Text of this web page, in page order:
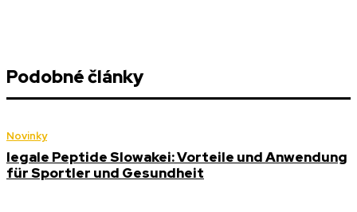
Podobné články
Novinky
legale Peptide Slowakei: Vorteile und Anwendung
für Sportler und Gesundheit